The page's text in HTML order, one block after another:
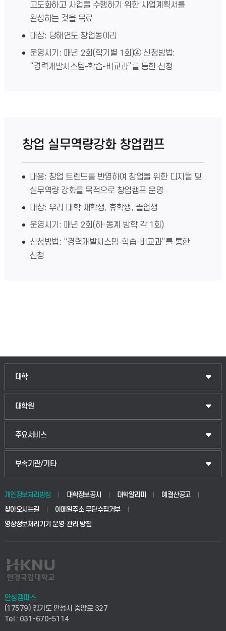
고도화하고 사업을 수행하기 위한 사업계획서를
완성하는 것을 목료
대상: 당해연도 창업동아리
운영시기: 매년 2회(학기별 1회)④ 신청방법:
“경력개발시스템-학습-비교과”를 통한 신청
창업 실무역량강화 창업캠프
내용: 창업 트렌드를 반영하여 창업을 위한 디지털 및
실무역량 강화를 목적으로 창업캠프 운영
대상: 우리 대학 재학생, 휴학생, 졸업생
운영시기: 매년 2회(하·동계 방학 각 1회)
신청방법: “경력개발시스템-학습-비교과”를 통한
신청
대학
인문융합공공인재학부
법경영학부
생명공학부
사회안전시스템공학부
컴퓨터응용수학부
대학원
일반대학원
산업대학원
공공정책대학원
교육대학원
주요서비스
입학안내
웹메일
학사시스템(전문학사 및 전공심화)
사이버캠퍼스(전문학사 및 전공심화)
시설바로처리서비스
연구실안전관리시스템
부속기관/기타
중앙도서관
학생생활관(안성)
산학협력단
취업지원센터
창업지원센터
개인정보처리방침 대학정보공시 대학알리미
예결산공고
찾아오시는길
이메일주소 무단수집거부
영상정보처리기기 운영·관리 방침
안성캠퍼스
(17579) 경기도 안성시 중앙로 327
Tel : 031-670-5114